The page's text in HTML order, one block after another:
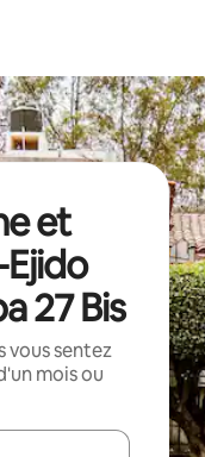
et
27 Bis
vous sentez
mois ou